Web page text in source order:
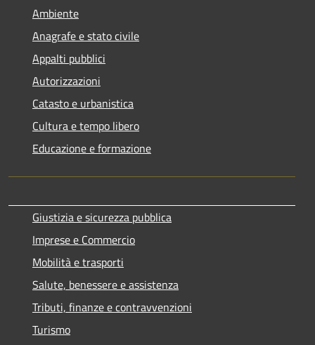
Ambiente
Anagrafe e stato civile
Appalti pubblici
Autorizzazioni
Catasto e urbanistica
Cultura e tempo libero
Educazione e formazione
Giustizia e sicurezza pubblica
Imprese e Commercio
Mobilità e trasporti
Salute, benessere e assistenza
Tributi, finanze e contravvenzioni
Turismo